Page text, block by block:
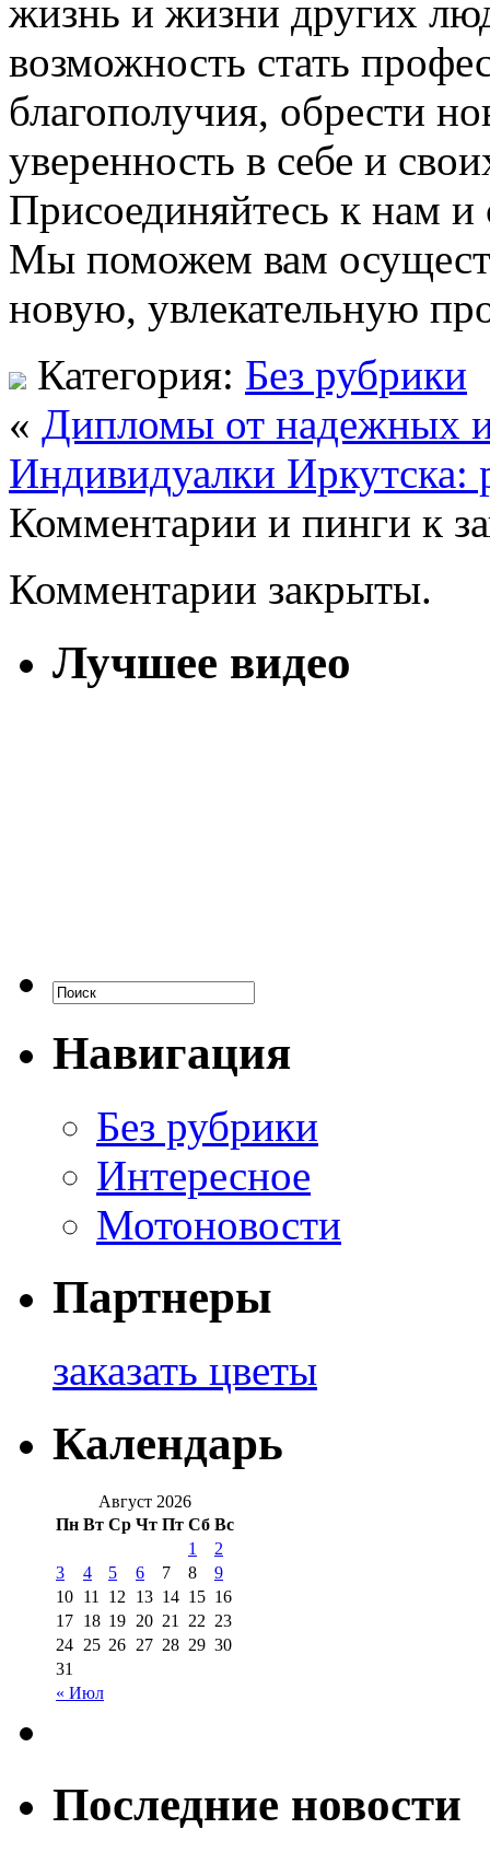
жизнь и жизни других
возможность стать
благополучия, обрести
уверенность в себе и
Присоединяйтесь к нам и
Мы поможем вам
новую, увлекательную
Категория: Без рубрики
« Дипломы от надежных
Индивидуалки Иркутска:
Комментарии и пинги к
Комментарии закрыты.
Лучшее видео
Навигация
Без рубрики
Интересное
Мотоновости
Партнеры
заказать цветы
Календарь
Август 2026
Пн Вт Ср Чт Пт Сб Вс
« Июл
1
2
3
4 5 6 7 8
9
10 11 12 13 14 15 16
17 18 19 20 21 22 23
24 25 26 27 28 29 30
31
Последние новости